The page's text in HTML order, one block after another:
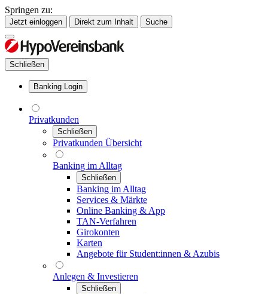
Springen zu:
Jetzt einloggen Direkt zum Inhalt Suche
Schließen
Banking Login
Privatkunden
Schließen
Privatkunden Übersicht
Banking im Alltag
Schließen
Banking im Alltag
Services & Märkte
Online Banking & App
TAN-Verfahren
Girokonten
Karten
Angebote für Student:innen & Azubis
Anlegen & Investieren
Schließen